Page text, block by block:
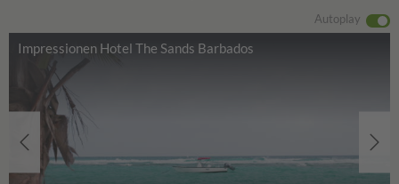
Autoplay
Impressionen Hotel The Sands Barbados